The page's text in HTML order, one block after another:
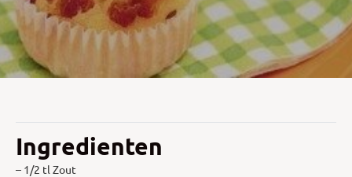
Ingredienten
– 1/2 tl Zout